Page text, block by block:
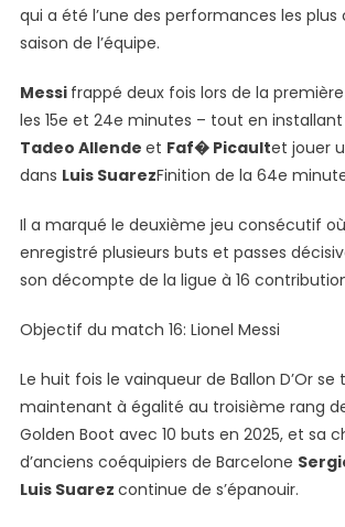
qui a été l’une des performances les
saison de l’équipe.
Messi frappé deux fois lors de la
les 15e et 24e minutes – tout en
Tadeo Allende et Faf� Picaultet jouer
dans Luis SuarezFinition de la 64e
Il a marqué le deuxième jeu consécutif où
enregistré plusieurs buts et passes
son décompte de la ligue à 16
Objectif du match 16: Lionel Messi
Le huit fois le vainqueur de Ballon D’Or se
maintenant à égalité au troisième rang
Golden Boot avec 10 buts en 2025, et sa
d’anciens coéquipiers de Barcelone
Luis Suarez continue de s’épanouir.